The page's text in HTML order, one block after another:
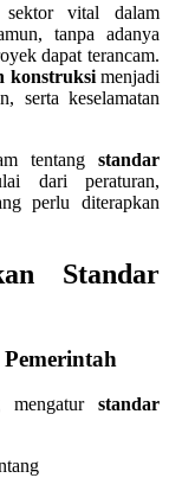
sektor vital dalam
tanpa adanya
dapat terancam.
konstruksimenjadi
serta keselamatan
tentang standar
dari peraturan,
perlu diterapkan
Standar
mengatur standar